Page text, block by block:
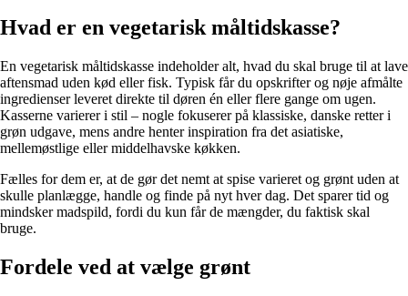
Hvad er en vegetarisk måltidskasse?
En vegetarisk måltidskasse indeholder alt, hvad du skal bruge til at lave
aftensmad uden kød eller fisk. Typisk får du opskrifter og nøje afmålte
ingredienser leveret direkte til døren én eller flere gange om ugen.
Kasserne varierer i stil – nogle fokuserer på klassiske, danske retter i
grøn udgave, mens andre henter inspiration fra det asiatiske,
mellemøstlige eller middelhavske køkken.
Fælles for dem er, at de gør det nemt at spise varieret og grønt uden at
skulle planlægge, handle og finde på nyt hver dag. Det sparer tid og
mindsker madspild, fordi du kun får de mængder, du faktisk skal
bruge.
Fordele ved at vælge grønt